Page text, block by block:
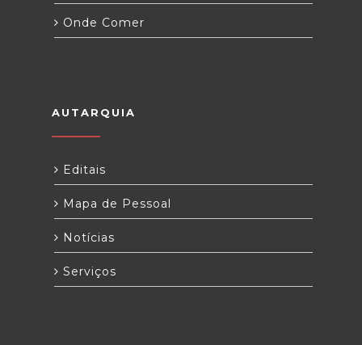
Onde Comer
AUTARQUIA
Editais
Mapa de Pessoal
Notícias
Serviços